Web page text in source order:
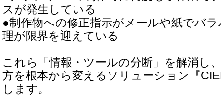
スが発生している
●制作物への修正指示がメールや紙でバ
理が限界を迎えている
これら「情報・ツールの分断」を解消し
方を根本から変えるソリューション『
します。